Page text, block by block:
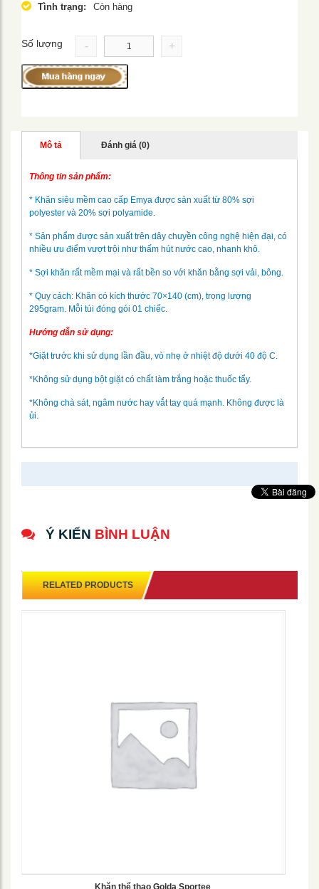
Tình trạng: Còn hàng
Số lượng - +
Mô tả Đánh giá (0)
Thông tin sản phẩm:
* Khăn siêu mềm cao cấp Emya được sản xuất từ 80% sợi
polyester và 20% sợi polyamide.
* Sản phẩm được sản xuất trên dây chuyền công nghệ hiện đại, có
nhiều ưu điểm vượt trội như thấm hút nước cao, nhanh khô.
* Sợi khăn rất mềm mại và rất bền so với khăn bằng sợi vải, bông.
* Quy cách: Khăn có kích thước 70×140 (cm), trọng lượng
295gram. Mỗi túi đóng gói 01 chiếc.
Hướng dẫn sử dụng:
*Giặt trước khi sử dụng lần đầu, vò nhẹ ở nhiệt độ dưới 40 độ C.
*Không sử dụng bột giặt có chất làm trắng hoặc thuốc tẩy.
*Không chà sát, ngâm nước hay vắt tay quá mạnh. Không được là
ủi.
Ý KIẾN BÌNH LUẬN
RELATED PRODUCTS
Khăn thể thao Golda Sportee